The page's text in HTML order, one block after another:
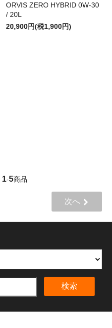
ORVIS ZERO HYBRID 0W-30
/ 20L
20,900円(税1,900円)
1-5商品
次へ
検索